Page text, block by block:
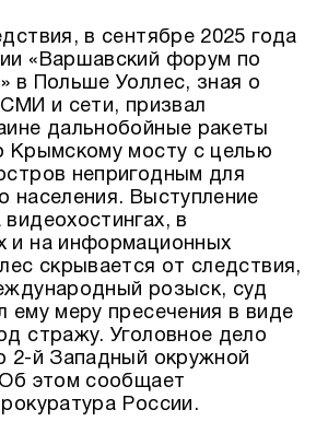
в сентябре 2025 года
«Варшавский форум по
в Польше Уоллес, зная о
и сети, призвал
дальнобойные ракеты
Крымскому мосту с целью
непригодным для
населения. Выступление
в
и на информационных
скрывается от следствия,
розыск, суд
ему меру пресечения в виде
стражу. Уголовное дело
2-й Западный окружной
этом сообщает
России.